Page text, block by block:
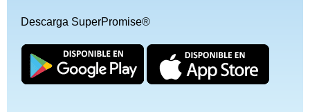
Descarga SuperPromise®